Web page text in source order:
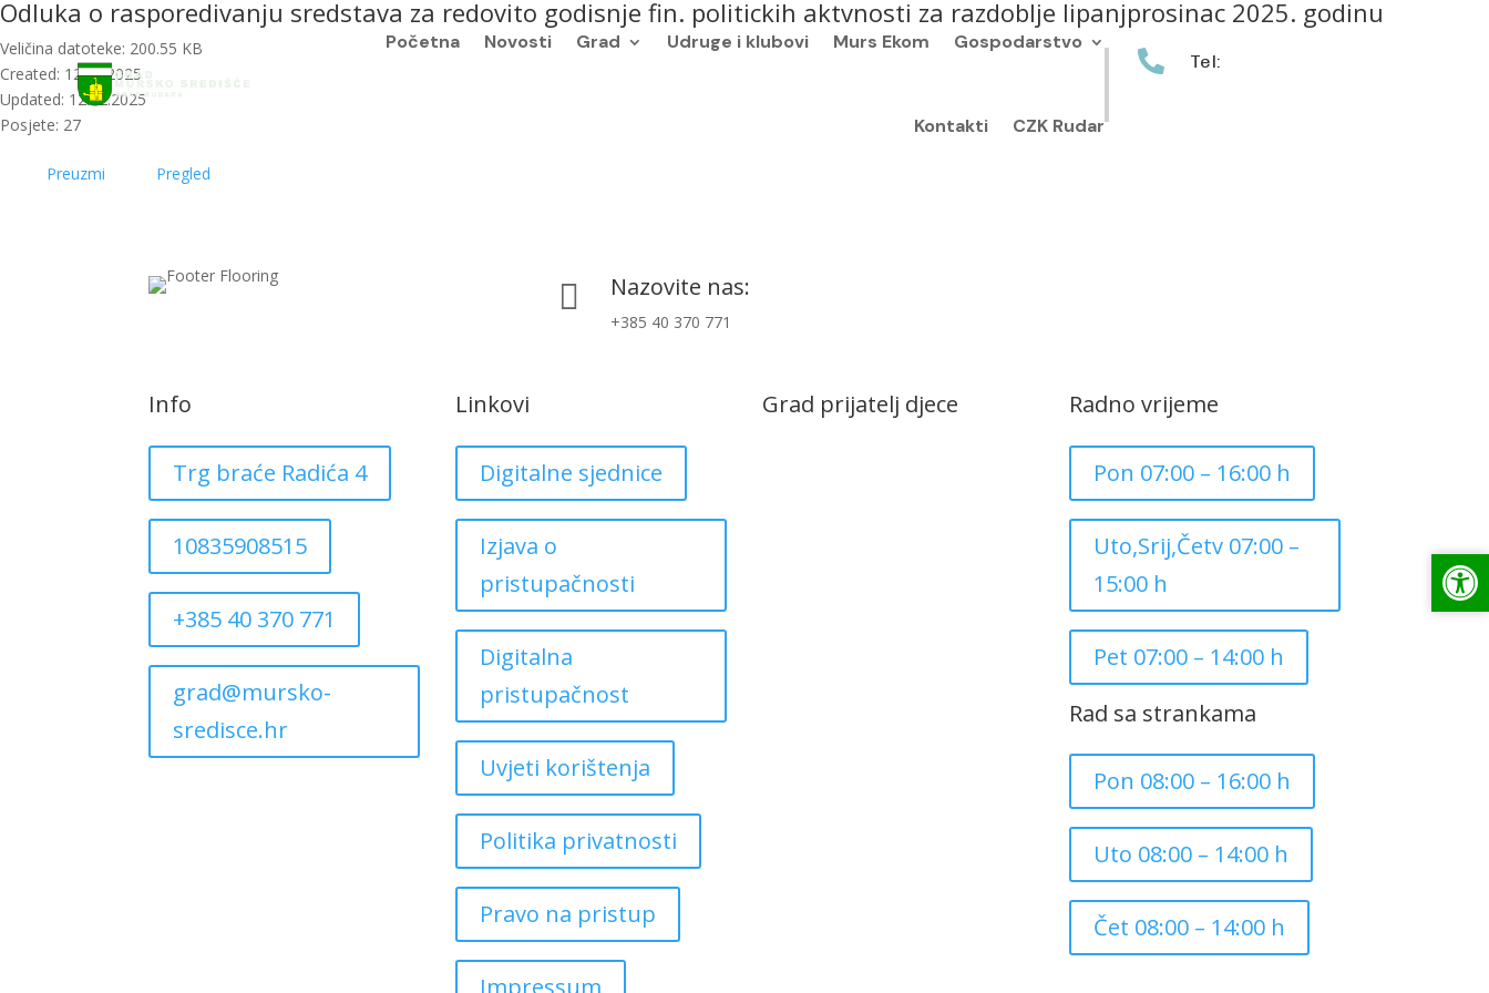
Početna Novosti Grad Udruge i klubovi Murs Ekom Gospodarstvo
Kontakti CZK Rudar
 Tel:
Odluka o rasporedivanju sredstava za redovito godisnje fin. politickih aktvnosti za razdoblje lipanjprosinac 2025. godinu
Veličina datoteke: 200.55 KB
Created: 12.12.2025
Updated: 12.12.2025
Posjete: 27
Preuzmi Pregled
 Nazovite nas:
+385 40 370 771
Info
Trg braće Radića 4
10835908515
+385 40 370 771
grad@mursko-
sredisce.hr
Linkovi
Digitalne sjednice
Izjava o
pristupačnosti
Digitalna
pristupačnost
Uvjeti korištenja
Politika privatnosti
Pravo na pristup
Grad prijatelj djece Radno vrijeme
Pon 07:00 – 16:00 h
Uto,Srij,Četv 07:00 –
15:00 h
Pet 07:00 – 14:00 h
Rad sa strankama
Pon 08:00 – 16:00 h
Uto 08:00 – 14:00 h
Čet 08:00 – 14:00 h